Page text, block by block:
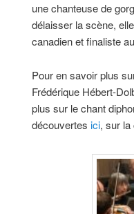
une chanteuse de
délaisser la scène,
canadien et finaliste
Pour en savoir plus
Frédérique Hébert-
plus sur le chant
découvertes ici, sur la